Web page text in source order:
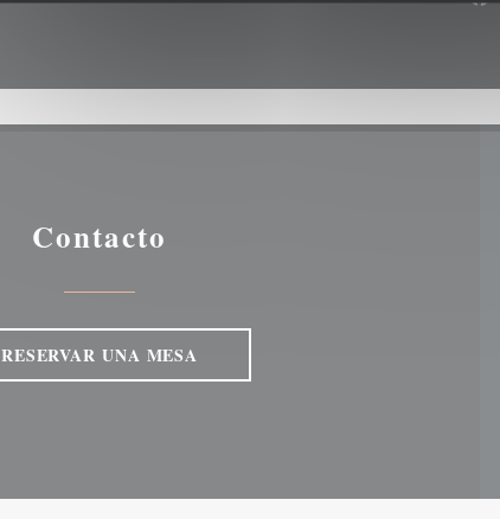
Contacto
RESERVAR UNA MESA